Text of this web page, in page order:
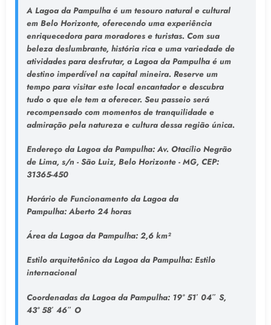
A Lagoa da Pampulha é um tesouro natural e cultural
em Belo Horizonte, oferecendo uma experiência
enriquecedora para moradores e turistas. Com sua
beleza deslumbrante, história rica e uma variedade de
atividades para desfrutar, a Lagoa da Pampulha é um
destino imperdível na capital mineira. Reserve um
tempo para visitar este local encantador e descubra
tudo o que ele tem a oferecer. Seu passeio será
recompensado com momentos de tranquilidade e
admiração pela natureza e cultura dessa região única.
Endereço da Lagoa da Pampulha: Av. Otacílio Negrão
de Lima, s/n - São Luiz, Belo Horizonte - MG, CEP:
31365-450
Horário de Funcionamento da Lagoa da
Pampulha:Aberto 24 horas
Área da Lagoa da Pampulha:2,6 km²
Estilo arquitetônico da Lagoa da Pampulha:Estilo
internacional
Coordenadas da Lagoa da Pampulha:19° 51′ 04″ S,
43° 58′ 46″ O